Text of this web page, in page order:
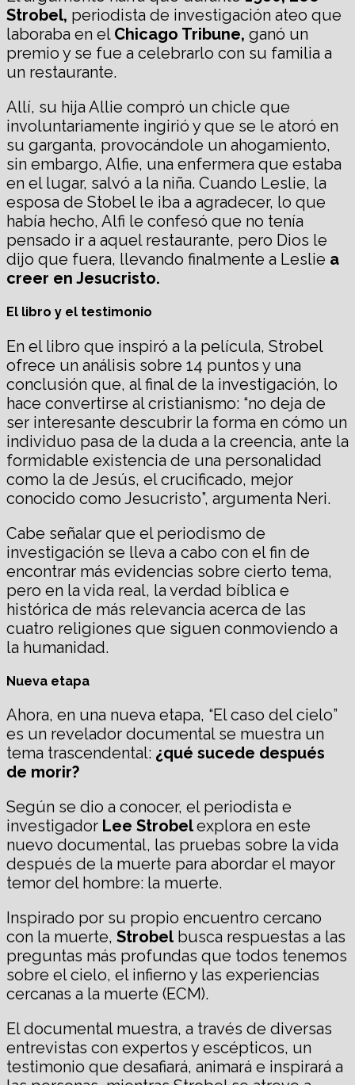
Strobel, periodista de investigación ateo que
laboraba en el Chicago Tribune, ganó un
premio y se fue a celebrarlo con su familia a
un restaurante.
Allí, su hija Allie compró un chicle que
involuntariamente ingirió y que se le atoró en
su garganta, provocándole un ahogamiento,
sin embargo, Alfie, una enfermera que estaba
en el lugar, salvó a la niña. Cuando Leslie, la
esposa de Stobel le iba a agradecer, lo que
había hecho, Alfi le confesó que no tenía
pensado ir a aquel restaurante, pero Dios le
dijo que fuera, llevando finalmente a Leslie a
creer en Jesucristo.
El libro y el testimonio
En el libro que inspiró a la película, Strobel
ofrece un análisis sobre 14 puntos y una
conclusión que, al final de la investigación, lo
hace convertirse al cristianismo: “no deja de
ser interesante descubrir la forma en cómo un
individuo pasa de la duda a la creencia, ante la
formidable existencia de una personalidad
como la de Jesús, el crucificado, mejor
conocido como Jesucristo”, argumenta Neri.
Cabe señalar que el periodismo de
investigación se lleva a cabo con el fin de
encontrar más evidencias sobre cierto tema,
pero en la vida real, la verdad bíblica e
histórica de más relevancia acerca de las
cuatro religiones que siguen conmoviendo a
la humanidad.
Nueva etapa
Ahora, en una nueva etapa, “El caso del cielo”
es un revelador documental se muestra un
tema trascendental: ¿qué sucede después
de morir?
Según se dio a conocer, el periodista e
investigador Lee Strobelexplora en este
nuevo documental, las pruebas sobre la vida
después de la muerte para abordar el mayor
temor del hombre: la muerte.
Inspirado por su propio encuentro cercano
con la muerte, Strobelbusca respuestas a las
preguntas más profundas que todos tenemos
sobre el cielo, el infierno y las experiencias
cercanas a la muerte (ECM).
El documental muestra, a través de diversas
entrevistas con expertos y escépticos, un
testimonio que desafiará, animará e inspirará a